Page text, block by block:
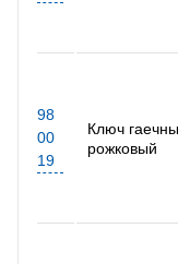
98
00
19
Ключ
рожковый